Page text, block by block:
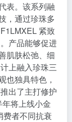
表。该系列融
，通过珍珠多
紧致
产品能够促进
肌肤松弛、细
上融入珍珠三
也独具特色，
出了主打修护
将上线小金
费者不同抗衰